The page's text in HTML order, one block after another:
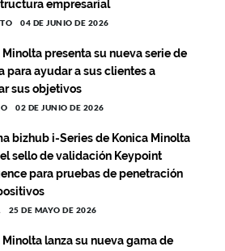
empresarial
04 DE JUNIO DE 2026
Minolta presenta su nueva serie de
para ayudar a sus clientes a
sus objetivos
02 DE JUNIO DE 2026
bizhub i-Series de Konica Minolta
sello de validación Keypoint
para pruebas de penetración
25 DE MAYO DE 2026
Minolta lanza su nueva gama de